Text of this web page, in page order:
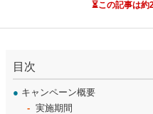
⏳この記事は約
目次
● キャンペーン概要
実施期間